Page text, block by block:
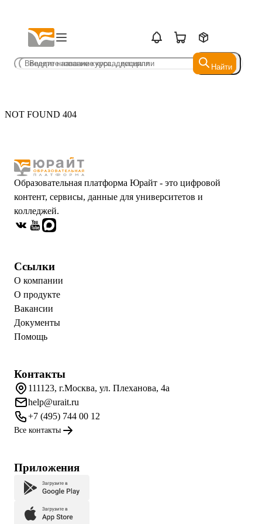
Найти
Найти
NOT FOUND 404
Образовательная платформа Юрайт - это цифровой
контент, сервисы, данные для университетов и
колледжей.
Ссылки
О компании
О продукте
Вакансии
Документы
Помощь
Контакты
111123, г.Москва, ул. Плеханова, 4а
help@urait.ru
+7 (495) 744 00 12
Все контакты
Приложения